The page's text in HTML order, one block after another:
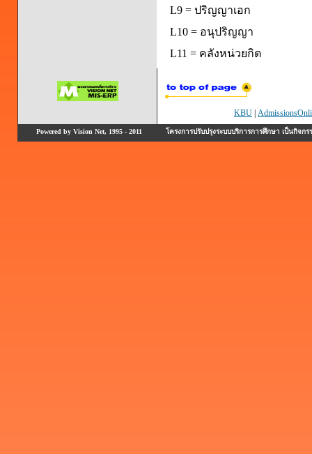
L9 = ปริญญาเอก
L10 = อนุปริญญา
L11 = คลังหน่วยกิต
KBU
Powered by Vision Net, 1995 - 2011 โครงการปรับปรุงระบบบริการการศึกษา เป็นกิ